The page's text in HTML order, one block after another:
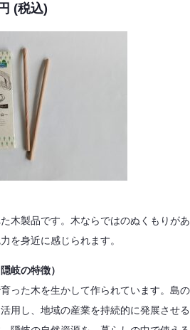
(税込)
木製品です。木ならではのぬくもりがあ
を身近に感じられます。
岐の特徴）
った木を生かして作られています。島の
用し、地域の産業を持続的に発展させる